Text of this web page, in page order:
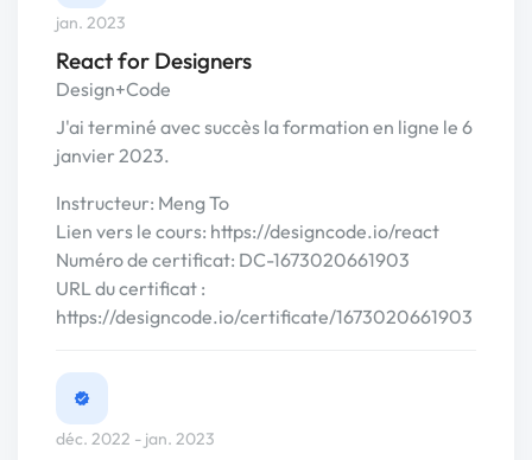
jan. 2023
React for Designers
Design+Code
J'ai terminé avec succès la formation en ligne le 6
janvier 2023.
Instructeur: Meng To
Lien vers le cours: https://designcode.io/react
Numéro de certificat: DC-1673020661903
URL du certificat :
https://designcode.io/certificate/1673020661903
déc. 2022 - jan. 2023